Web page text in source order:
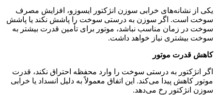
یکی از نشانه‌های خرابی سوزن انژکتور ایسوزو، افزایش مصرف
سوخت است. اگر سوزن به درستی سوخت را پاشش نکند یا پاشش
سوخت در زمان مناسب نباشد، موتور برای تأمین قدرت بیشتر به
سوخت بیشتری نیاز خواهد داشت.
کاهش قدرت موتور
اگر انژکتور به درستی سوخت را وارد محفظه احتراق نکند، قدرت
موتور کاهش پیدا می‌کند. این اتفاق معمولاً به دلیل انسداد یا خرابی
سوزن انژکتور رخ می‌دهد.